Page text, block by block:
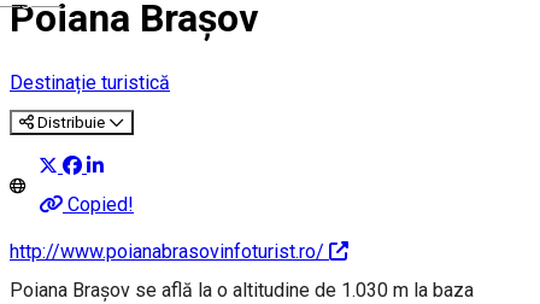
Poiana Brașov
Destinație turistică
Distribuie
Copied!
http://www.poianabrasovinfoturist.ro/
Poiana Brașov se află la o altitudine de 1.030 m la baza